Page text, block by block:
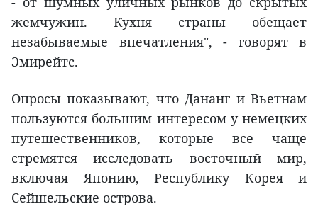
жемчужин. Кухня страны обещает
незабываемые впечатления", - говорят в
Эмирейтс.
Опросы показывают, что Дананг и Вьетнам
пользуются большим интересом у немецких
путешественников, которые все чаще
стремятся исследовать восточный мир,
включая Японию, Республику Корея и
Сейшельские острова.